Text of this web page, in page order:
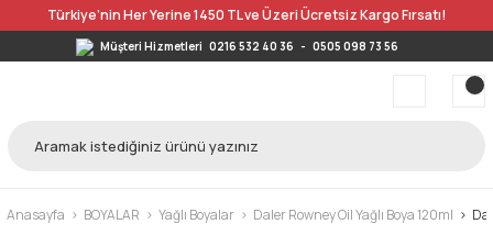
Türkiye’nin Her Yerine 1450 TL ve Üzeri Ücretsiz Kargo Fırsatı!
Müşteri Hizmetleri 0216 532 40 36 - 0505 098 73 56
Anasayfa BOYALAR Yağlı Boyalar Daler Rowney Oil Yağlı Boya 120ml